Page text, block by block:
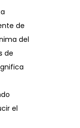
de
del
de
el